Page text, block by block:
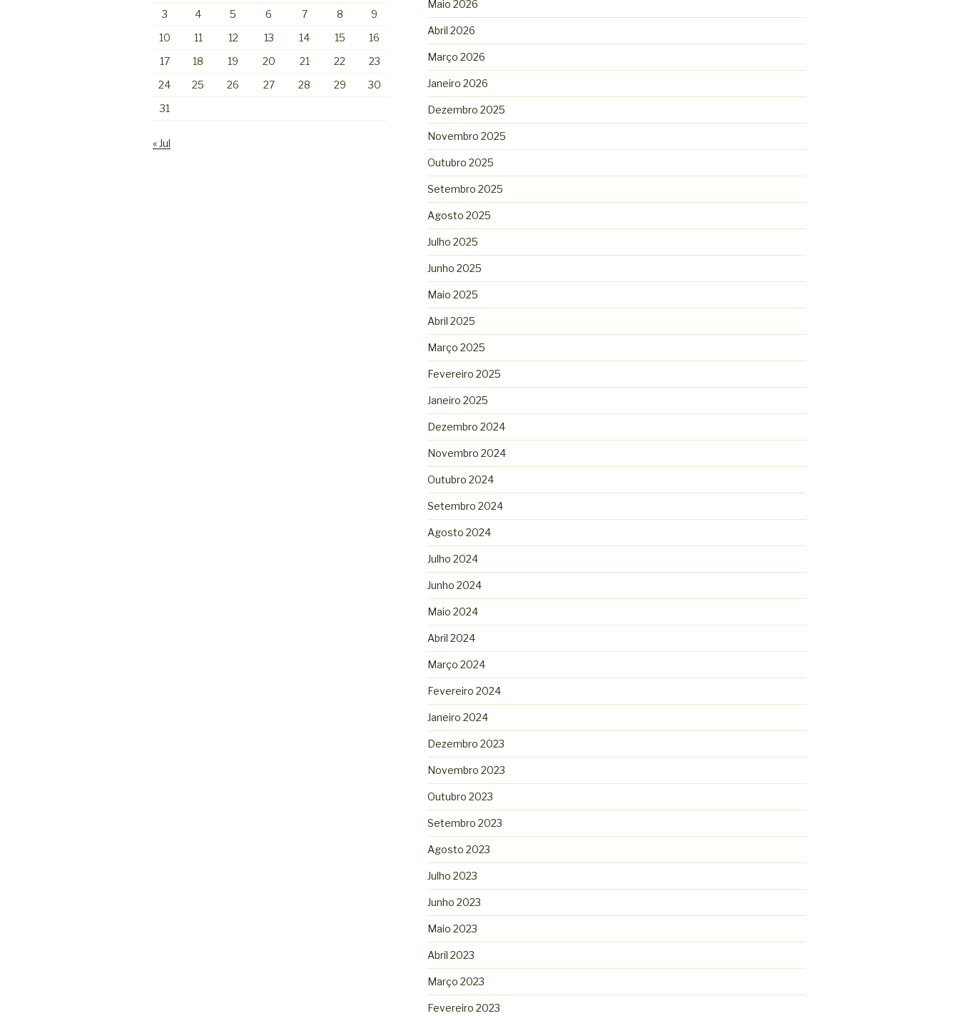
3
4 5 6 7 8
9
10
11 12 13 14 15
16
17
18 19 20 21 22
23
24
25 26 27 28 29
30
31
« Jul
Maio 2026
Abril 2026
Março 2026
Janeiro 2026
Dezembro 2025
Novembro 2025
Outubro 2025
Setembro 2025
Agosto 2025
Julho 2025
Junho 2025
Maio 2025
Abril 2025
Março 2025
Fevereiro 2025
Janeiro 2025
Dezembro 2024
Novembro 2024
Outubro 2024
Setembro 2024
Agosto 2024
Julho 2024
Junho 2024
Maio 2024
Abril 2024
Março 2024
Fevereiro 2024
Janeiro 2024
Dezembro 2023
Novembro 2023
Outubro 2023
Setembro 2023
Agosto 2023
Julho 2023
Junho 2023
Maio 2023
Abril 2023
Março 2023
Fevereiro 2023